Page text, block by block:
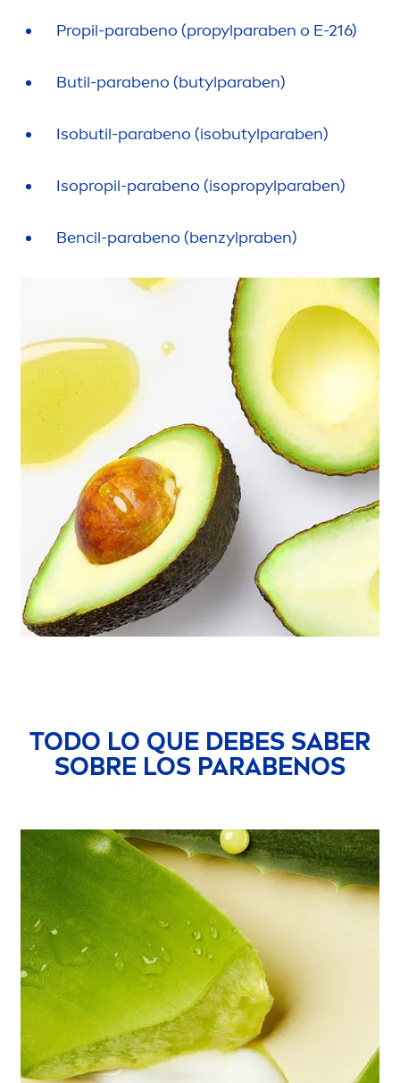
Propil-parabeno (propylparaben o E-216)
Butil-parabeno (butylparaben)
Isobutil-parabeno (isobutylparaben)
Isopropil-parabeno (isopropylparaben)
Bencil-parabeno (benzylpraben)
TODO LO QUE DEBES SABER
SOBRE LOS PARABENOS